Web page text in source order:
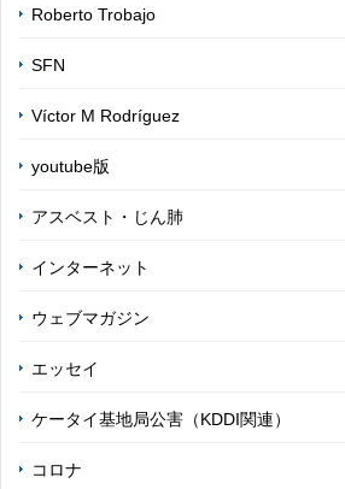
Roberto Trobajo
SFN
Víctor M Rodríguez
youtube版
アスベスト・じん肺
インターネット
ウェブマガジン
エッセイ
ケータイ基地局公害（KDDI関連）
コロナ